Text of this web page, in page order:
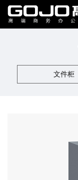
文件柜